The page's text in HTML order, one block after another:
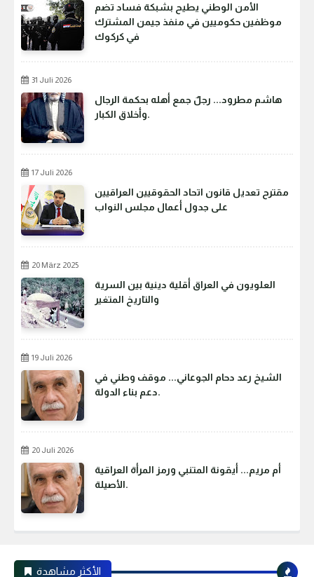
الأمن الوطني يطيح بشبكة فساد تضم
موظفين حكوميين في منفذ جيمن المشترك
في كركوك
31 Juli 2026
هاشم مطرود... رجلٌ جمع أهله بحكمة الرجال
وأخلاق الكبار.
17 Juli 2026
مقترح تعديل قانون اتحاد الحقوقيين العراقيين
على جدول أعمال مجلس النواب
20 März 2025
العلويون في العراق أقلية دينية بين السرية
والتاريخ المتغير
19 Juli 2026
الشيخ رعد دحام الجوعاني... موقف وطني في
دعم بناء الدولة.
20 Juli 2026
أم مريم... أيقونة المتنبي ورمز المرأة العراقية
الأصيلة.
الأكثر مشاهدة